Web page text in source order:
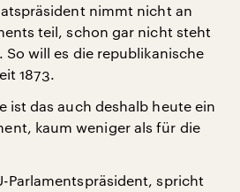
nimmt nicht an
teil, schon gar nicht steht
will es die republikanische
1873.
ist das auch deshalb heute ein
kaum weniger als für die
Parlamentspräsident, spricht